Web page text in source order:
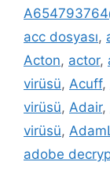
acc dosyası,
Acton, actor,
virüsü, Acuff,
virüsü, Adair,
virüsü,
adobe